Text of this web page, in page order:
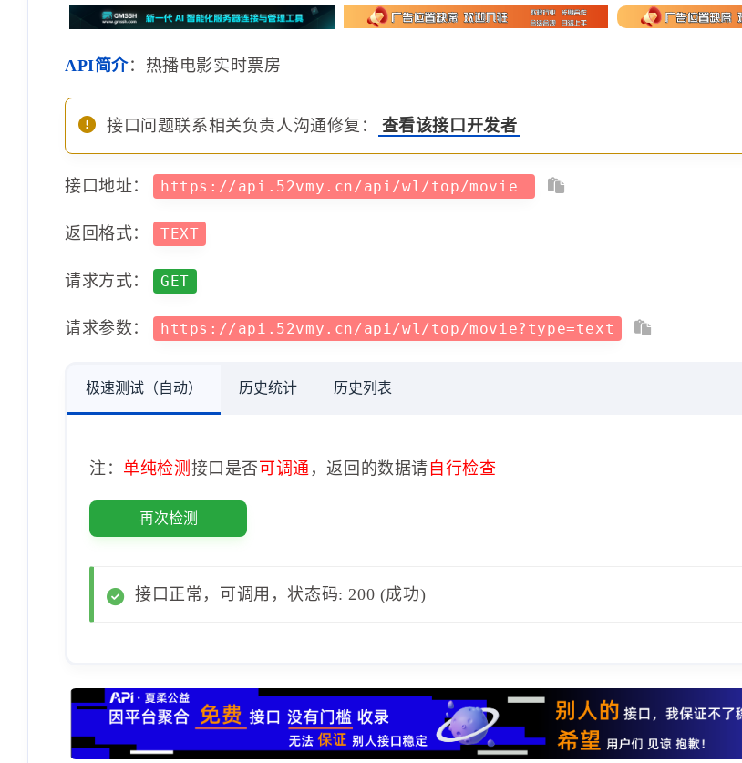
API简介：热播电影实时票房
接口问题联系相关负责人沟通修复： 查看该接口开发者
接口地址： https://api.52vmy.cn/api/wl/top/movie
返回格式： TEXT
请求方式： GET
请求参数： https://api.52vmy.cn/api/wl/top/movie?type=text
极速测试（自动） 历史统计 历史列表
注： 单纯检测 接口是否可调通 ，返回的数据请 自行检查
再次检测
接口正常，可调用，状态码: 200 (成功)